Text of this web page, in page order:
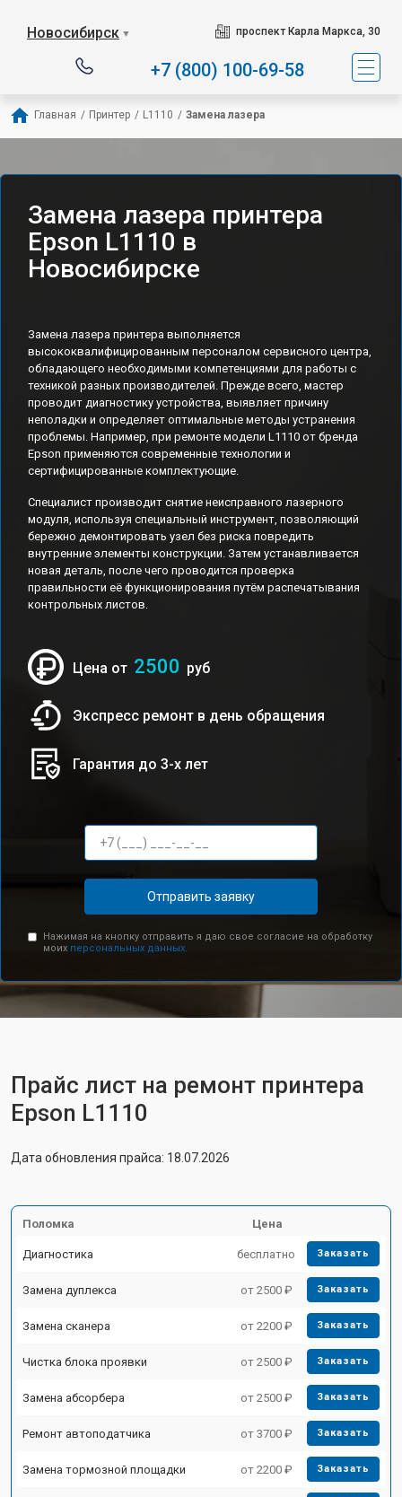
Новосибирск ▼ проспект Карла Маркса, 30
+7 (800) 100-69-58
Главная / Принтер / L1110 / Замена лазера
Замена лазера принтера
Epson L1110 в
Новосибирске
Замена лазера принтера выполняется
высококвалифицированным персоналом сервисного центра,
обладающего необходимыми компетенциями для работы с
техникой разных производителей. Прежде всего, мастер
проводит диагностику устройства, выявляет причину
неполадки и определяет оптимальные методы устранения
проблемы. Например, при ремонте модели L1110 от бренда
Epson применяются современные технологии и
сертифицированные комплектующие.
Специалист производит снятие неисправного лазерного
модуля, используя специальный инструмент, позволяющий
бережно демонтировать узел без риска повредить
внутренние элементы конструкции. Затем устанавливается
новая деталь, после чего проводится проверка
правильности её функционирования путём распечатывания
контрольных листов.
Цена от 2500 руб
Экспресс ремонт в день обращения
Гарантия до 3-х лет
Отправить заявку
Нажимая на кнопку отправить я даю свое согласие на обработку
моих персональных данных.
Прайс лист на ремонт принтера
Epson L1110
Дата обновления прайса: 18.07.2026
Поломка Цена
Диагностика бесплатно Заказать
Замена дуплекса от 2500 ₽ Заказать
Замена сканера от 2200 ₽ Заказать
Чистка блока проявки от 2500 ₽ Заказать
Замена абсорбера от 2500 ₽ Заказать
Ремонт автоподатчика от 3700 ₽ Заказать
Замена тормозной площадки от 2200 ₽ Заказать